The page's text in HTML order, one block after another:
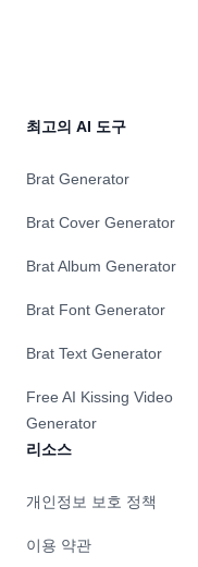
최고의 AI 도구
Brat Generator
Brat Cover Generator
Brat Album Generator
Brat Font Generator
Brat Text Generator
Free AI Kissing Video
Generator
리소스
개인정보 보호 정책
이용 약관